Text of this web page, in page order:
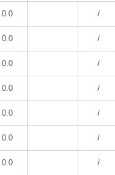
0.0 /
0.0 /
0.0 /
0.0 /
0.0 /
0.0 /
0.0 /